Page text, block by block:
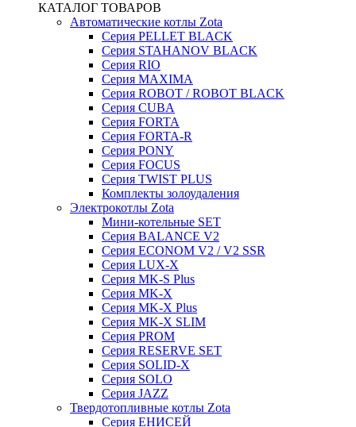
КАТАЛОГ ТОВАРОВ
Автоматические котлы Zota
Серия PELLET BLACK
Серия STAHANOV BLACK
Серия RIO
Серия MAXIMA
Серия ROBOT / ROBOT BLACK
Серия CUBA
Серия FORTA
Серия FORTA-R
Серия PONY
Серия FOCUS
Серия TWIST PLUS
Комплекты золоудаления
Электрокотлы Zota
Мини-котельные SET
Серия BALANCE V2
Серия ECONOM V2 / V2 SSR
Серия LUX-X
Серия MK-S Plus
Серия MK-X
Серия MK-X Plus
Серия MK-X SLIM
Серия PROM
Серия RESERVE SET
Серия SOLID-X
Серия SOLO
Серия JAZZ
Твердотопливные котлы Zota
Серия ЕНИСЕЙ